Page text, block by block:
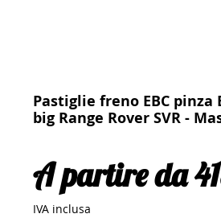
Pastiglie freno EBC pinza
big Range Rover SVR -
A partire da
IVA inclusa